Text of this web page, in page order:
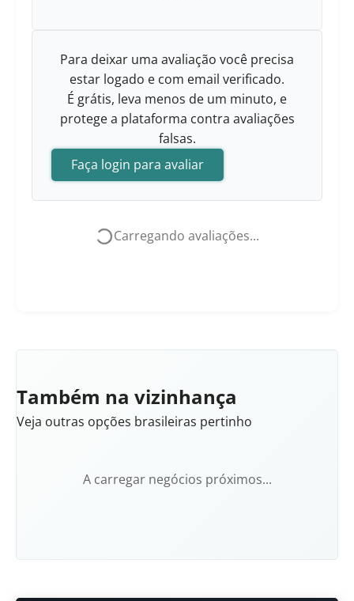
Para deixar uma avaliação você precisa
estar logado e com email verificado.
É grátis, leva menos de um minuto, e
protege a plataforma contra avaliações
falsas.
Faça login para avaliar
Carregando avaliações...
Também na vizinhança
Veja outras opções brasileiras pertinho
A carregar negócios próximos...